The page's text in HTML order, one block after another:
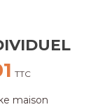
TTC
maison